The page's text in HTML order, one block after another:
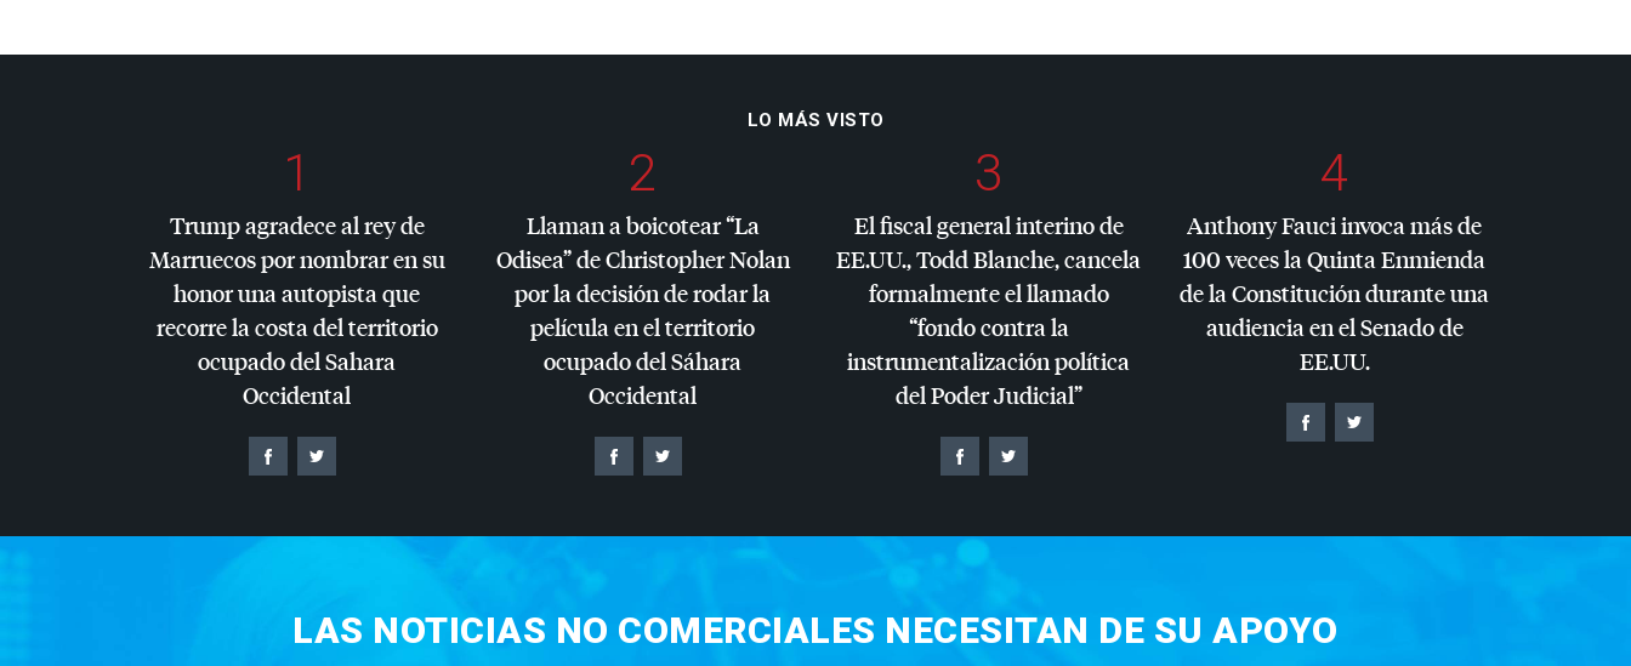
LO MÁS VISTO
1
Trump agradece al rey de
Marruecos por nombrar en su
honor una autopista que
recorre la costa del territorio
ocupado del Sahara
Occidental
2
Llaman a boicotear “La
Odisea” de Christopher Nolan
por la decisión de rodar la
película en el territorio
ocupado del Sáhara
Occidental
3
El fiscal general interino de
EE.UU., Todd Blanche, cancela
formalmente el llamado
“fondo contra la
instrumentalización política
del Poder Judicial”
4
Anthony Fauci invoca más de
100 veces la Quinta Enmienda
de la Constitución durante una
audiencia en el Senado de
EE.UU.
LAS NOTICIAS NO COMERCIALES NECESITAN DE SU APOYO